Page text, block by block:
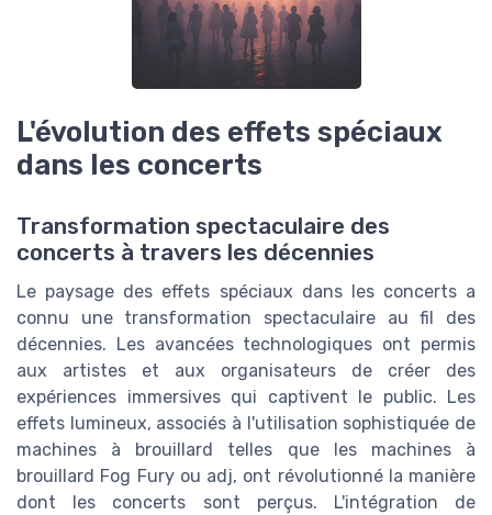
L'évolution des effets spéciaux
dans les concerts
Transformation spectaculaire des
concerts à travers les décennies
Le paysage des effets spéciaux dans les concerts a
connu une transformation spectaculaire au fil des
décennies. Les avancées technologiques ont permis
aux artistes et aux organisateurs de créer des
expériences immersives qui captivent le public. Les
effets lumineux, associés à l'utilisation sophistiquée de
machines à brouillard telles que les machines à
brouillard Fog Fury ou adj, ont révolutionné la manière
dont les concerts sont perçus. L'intégration de